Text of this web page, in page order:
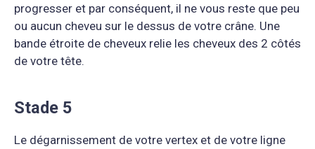
progresser et par conséquent, il ne vous reste que peu
ou aucun cheveu sur le dessus de votre crâne. Une
bande étroite de cheveux relie les cheveux des 2 côtés
de votre tête.
Stade 5
Le dégarnissement de votre vertex et de votre ligne